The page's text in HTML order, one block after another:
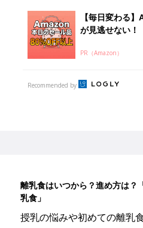
【毎日変わる
が見逃せない！
PR（Amazon）
Recommended by
離乳食はいつから？進め方は？
乳食」
授乳の悩みや初めての離乳